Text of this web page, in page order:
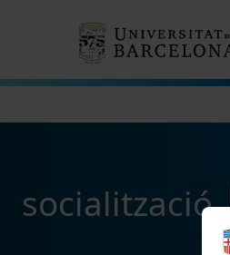
socialització